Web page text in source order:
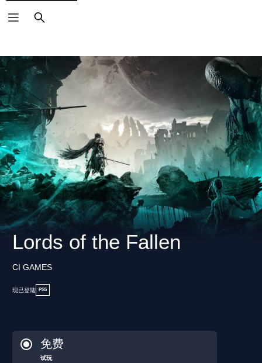
搜
索
Lords of the Fallen
CI GAMES
现已登陆 PS5
免费
试玩